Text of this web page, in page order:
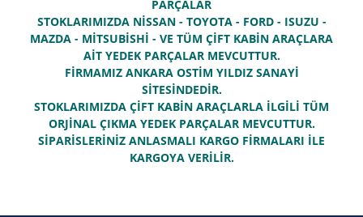
PARÇALAR
STOKLARIMIZDA NİSSAN - TOYOTA - FORD - ISUZU -
MAZDA - MİTSUBİSHİ - VE TÜM ÇİFT KABİN ARAÇLARA
AİT YEDEK PARÇALAR MEVCUTTUR.
FİRMAMIZ ANKARA OSTİM YILDIZ SANAYİ
SİTESİNDEDİR.
STOKLARIMIZDA ÇİFT KABİN ARAÇLARLA İLGİLİ TÜM
ORJİNAL ÇIKMA YEDEK PARÇALAR MEVCUTTUR.
SİPARİSLERİNİZ ANLASMALI KARGO FİRMALARI İLE
KARGOYA VERİLİR.